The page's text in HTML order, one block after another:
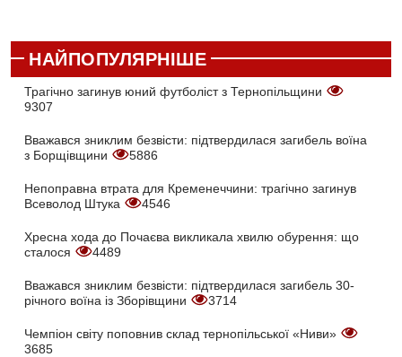
НАЙПОПУЛЯРНІШЕ
Трагічно загинув юний футболіст з Тернопільщини
9307
Вважався зниклим безвісти: підтвердилася загибель воїна
з Борщівщини
5886
Непоправна втрата для Кременеччини: трагічно загинув
Всеволод Штука
4546
Хресна хода до Почаєва викликала хвилю обурення: що
сталося
4489
Вважався зниклим безвісти: підтвердилася загибель 30-
річного воїна із Зборівщини
3714
Чемпіон світу поповнив склад тернопільської «Ниви»
3685